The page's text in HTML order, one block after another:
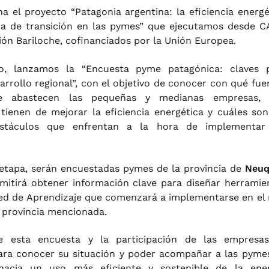
el proyecto “Patagonia argentina: la eficiencia
de transición en las pymes” que ejecutamos desde
Bariloche, cofinanciados por la Unión Europea.
lanzamos la “Encuesta pyme patagónica: claves
regional”, con el objetivo de conocer con qué
abastecen las pequeñas y medianas empresas,
de mejorar la eficiencia energética y cuáles
que enfrentan a la hora de
serán encuestadas pymes de la provincia de
obtener información clave para diseñar
de Aprendizaje que comenzará a implementarse en el
mencionada.
esta encuesta y la participación de las
conocer su situación y poder acompañar a las